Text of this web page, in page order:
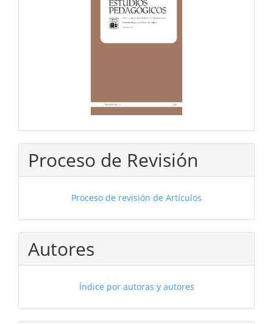
Proceso de Revisión
Proceso de revisión de Artículos
Autores
Índice por autoras y autores